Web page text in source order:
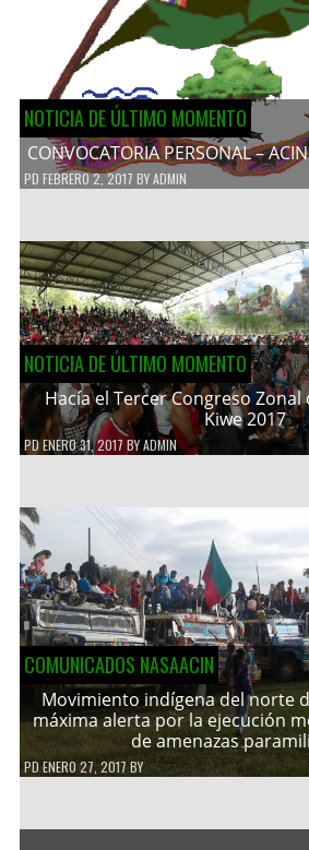
NOTICIA DE ÚLTIMO MOMENTO
CONVOCATORIA PERSONAL –
PD FEBRERO 2, 2017 BYADMIN
NOTICIA DE ÚLTIMO MOMENTO
Hacía el Tercer Congreso Zonal
Kiwe 2017
PDENERO 31, 2017 BYADMIN
COMUNICADOS NASAACIN
Movimiento indígena del norte
máxima alerta por la ejecución
de amenazas
PDENERO 27, 2017 BY